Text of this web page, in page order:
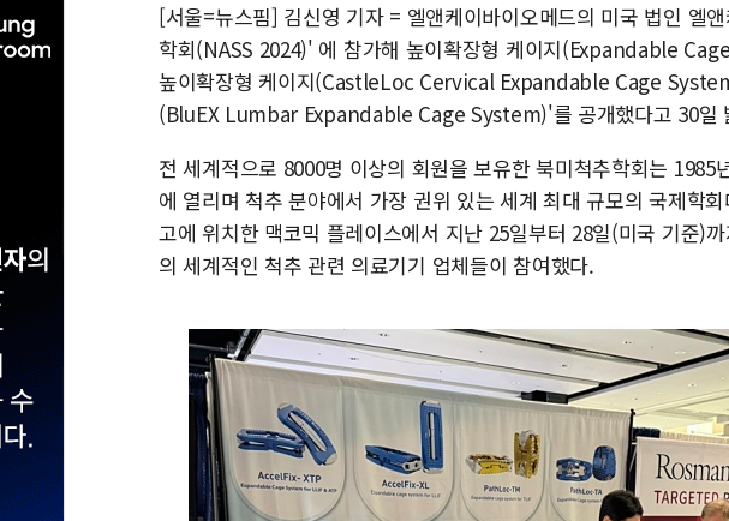
[서울=뉴스핌] 김신영 기자 = 엘앤케이바이오메드의 미국 법인 엘
학회(NASS 2024)' 에 참가해 높이확장형 케이지(Expandable
높이확장형 케이지(CastleLoc Cervical Expandable Cage
(BluEX Lumbar Expandable Cage System)'를 공개했다고 30일
전 세계적으로 8000명 이상의 회원을 보유한 북미척추학회는 1985
에 열리며 척추 분야에서 가장 권위 있는 세계 최대 규모의 국제학
고에 위치한 맥코믹 플레이스에서 지난 25일부터 28일(미국 기준)
의 세계적인 척추 관련 의료기기 업체들이 참여했다.